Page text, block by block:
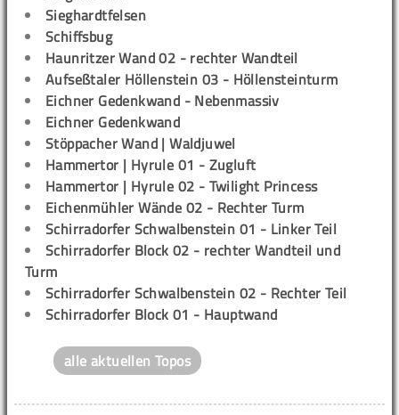
Sieghardtfelsen
Schiffsbug
Haunritzer Wand 02 - rechter Wandteil
Aufseßtaler Höllenstein 03 - Höllensteinturm
Eichner Gedenkwand - Nebenmassiv
Eichner Gedenkwand
Stöppacher Wand | Waldjuwel
Hammertor | Hyrule 01 - Zugluft
Hammertor | Hyrule 02 - Twilight Princess
Eichenmühler Wände 02 - Rechter Turm
Schirradorfer Schwalbenstein 01 - Linker Teil
Schirradorfer Block 02 - rechter Wandteil und
Turm
Schirradorfer Schwalbenstein 02 - Rechter Teil
Schirradorfer Block 01 - Hauptwand
alle aktuellen Topos